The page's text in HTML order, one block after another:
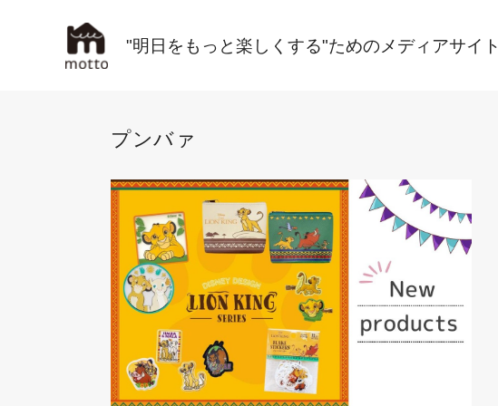
"明日をもっと楽しくする"ためのメディアサイト
プンバァ